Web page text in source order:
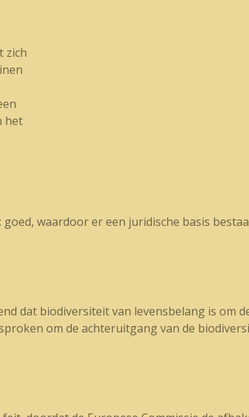
zich
het
goed, waardoor er een juridische basis
dat biodiversiteit van levensbelang is om
om de achteruitgang van de